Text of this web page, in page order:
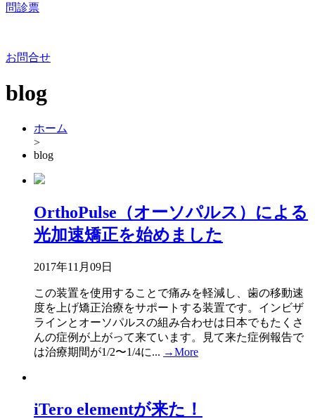
問診票
お問合せ
blog
ホーム
>
blog
OrthoPulse（オーソパルス）による
光加速矯正を始めました
2017年11月09日
この装置を使用することで痛みを軽減し、歯の移動速
度を上げ矯正治療をサポートする装置です。インビザ
ラインとオーソパルスの組み合わせは日本でもたくさ
んの症例が上がって来ています。見て来た症例報告で
は治療期間が1/2〜1/4に... →More
iTero elementが来た！